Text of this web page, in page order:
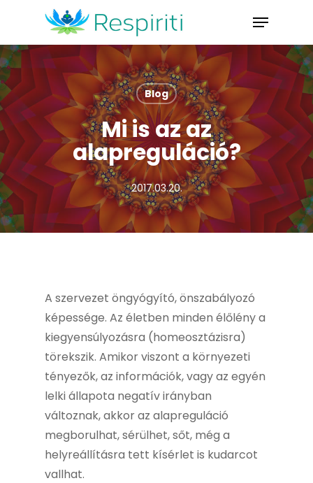
main
content
Menu
Blog
Mi is az az
alapreguláció?
2017.03.20.
A szervezet öngyógyító, önszabályozó
képessége. Az életben minden élőlény a
kiegyensúlyozásra (homeosztázisra)
törekszik. Amikor viszont a környezeti
tényezők, az információk, vagy az egyén
lelki állapota negatív irányban
változnak, akkor az alapreguláció
megborulhat, sérülhet, sőt, még a
helyreállításra tett kísérlet is kudarcot
vallhat.
Close
Menu